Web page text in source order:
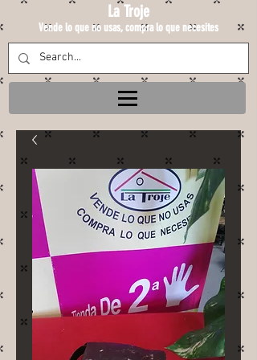
La Troje
Vende lo que no usas, compra lo que necesites